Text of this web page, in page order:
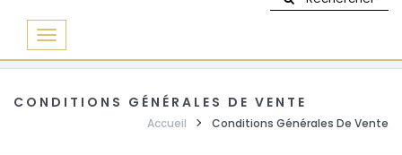
Basculer
la
CONDITIONS GÉNÉRALES DE VENTE
Accueil Conditions Générales De Vente